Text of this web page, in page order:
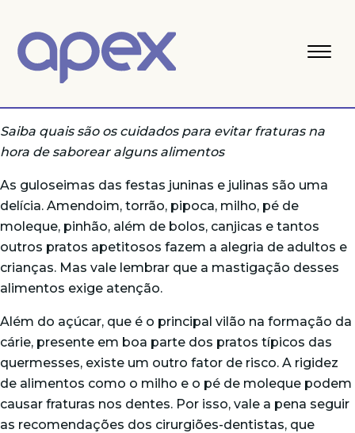
Saiba quais são os cuidados para evitar fraturas na
hora de saborear alguns alimentos
As guloseimas das festas juninas e julinas são uma
delícia. Amendoim, torrão, pipoca, milho, pé de
moleque, pinhão, além de bolos, canjicas e tantos
outros pratos apetitosos fazem a alegria de adultos e
crianças. Mas vale lembrar que a mastigação desses
alimentos exige atenção.
Além do açúcar, que é o principal vilão na formação da
cárie, presente em boa parte dos pratos típicos das
quermesses, existe um outro fator de risco. A rigidez
de alimentos como o milho e o pé de moleque podem
causar fraturas nos dentes. Por isso, vale a pena seguir
as recomendações dos cirurgiões-dentistas, que